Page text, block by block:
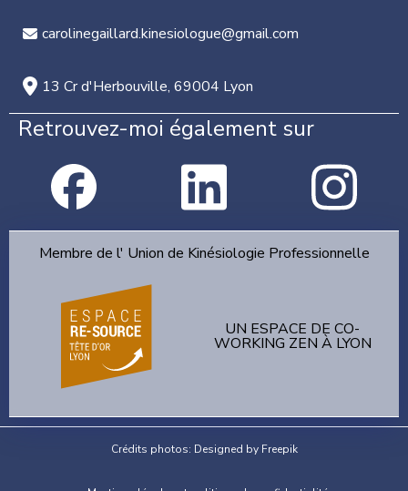
carolinegaillard.kinesiologue@gmail.com
13 Cr d'Herbouville, 69004 Lyon
Retrouvez-moi également sur
Membre de l' Union de Kinésiologie Professionnelle
UN ESPACE DE CO-
WORKING ZEN À LYON
Crédits photos: Designed by Freepik